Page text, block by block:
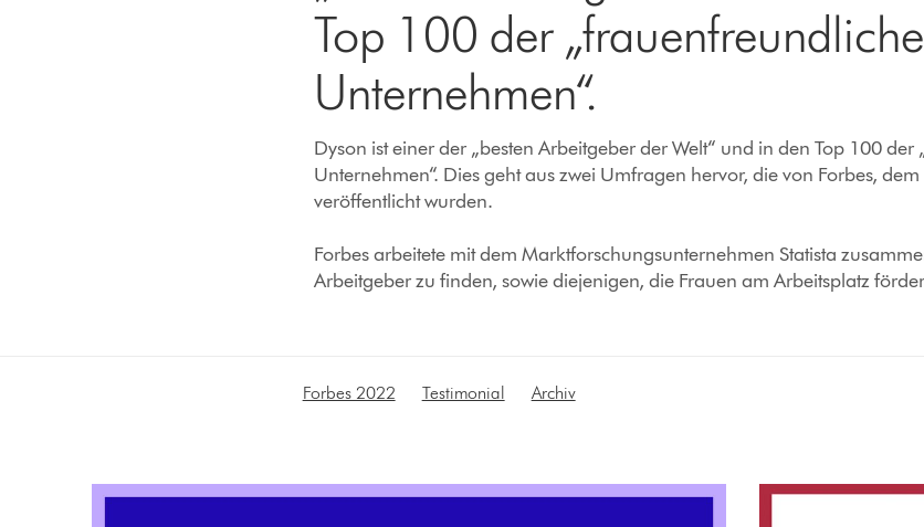
Top 100 der
Unternehmen“.
Dyson ist einer der „besten Arbeitgeber der Welt“ und in den Top 100
Unternehmen“. Dies geht aus zwei Umfragen hervor, die von Forbes,
veröffentlicht wurden.
Forbes arbeitete mit dem Marktforschungsunternehmen Statista
Arbeitgeber zu finden, sowie diejenigen, die Frauen am Arbeitsplatz
Forbes 2022 Testimonial Archiv